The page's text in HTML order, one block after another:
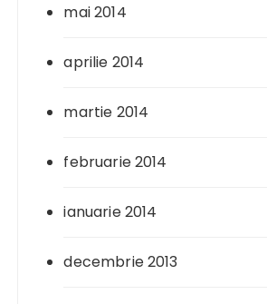
mai 2014
aprilie 2014
martie 2014
februarie 2014
ianuarie 2014
decembrie 2013